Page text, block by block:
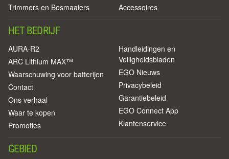
Trimmers en Bosmaaiers
Accessoires
HET BEDRIJF
AURA-R2
ARC Lithium MAX™
Waarschuwing voor batterijen
Contact
Ons verhaal
Waar te kopen
Promoties
Handleidingen en
Veiligheidsbladen
EGO Nieuws
Privacybeleid
Garantiebeleid
EGO Connect App
Klantenservice
GEBIED